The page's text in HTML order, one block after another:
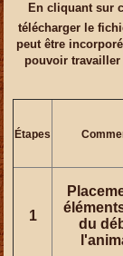
En cliquant sur
télécharger le
peut être
pouvoir
Étapes
1
du